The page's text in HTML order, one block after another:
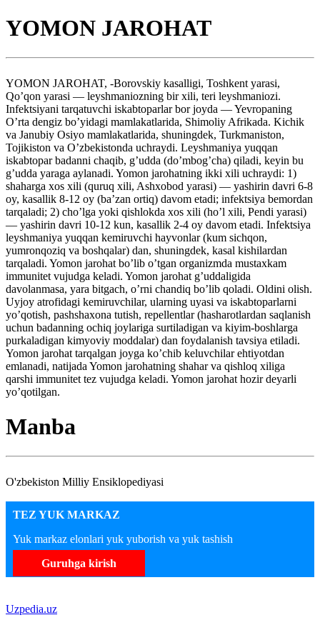
YOMON JAROHAT
YOMON JAROHAT, -Borovskiy kasalligi, Toshkent yarasi,
Qo’qon yarasi — leyshmaniozning bir xili, teri leyshmaniozi.
Infektsiyani tarqatuvchi iskabtoparlar bor joyda — Yevropaning
O’rta dengiz bo’yidagi mamlakatlarida, Shimoliy Afrikada. Kichik
va Janubiy Osiyo mamlakatlarida, shuningdek, Turkmaniston,
Tojikiston va O’zbekistonda uchraydi. Leyshmaniya yuqqan
iskabtopar badanni chaqib, g’udda (do’mbog’cha) qiladi, keyin bu
g’udda yaraga aylanadi. Yomon jarohatning ikki xili uchraydi: 1)
shaharga xos xili (quruq xili, Ashxobod yarasi) — yashirin davri 6-8
oy, kasallik 8-12 oy (ba’zan ortiq) davom etadi; infektsiya bemordan
tarqaladi; 2) cho’lga yoki qishlokda xos xili (ho’l xili, Pendi yarasi)
— yashirin davri 10-12 kun, kasallik 2-4 oy davom etadi. Infektsiya
leyshmaniya yuqqan kemiruvchi hayvonlar (kum sichqon,
yumronqoziq va boshqalar) dan, shuningdek, kasal kishilardan
tarqaladi. Yomon jarohat bo’lib o’tgan organizmda mustaxkam
immunitet vujudga keladi. Yomon jarohat g’uddaligida
davolanmasa, yara bitgach, o’rni chandiq bo’lib qoladi. Oldini olish.
Uyjoy atrofidagi kemiruvchilar, ularning uyasi va iskabtoparlarni
yo’qotish, pashshaxona tutish, repellentlar (hasharotlardan saqlanish
uchun badanning ochiq joylariga surtiladigan va kiyim-boshlarga
purkaladigan kimyoviy moddalar) dan foydalanish tavsiya etiladi.
Yomon jarohat tarqalgan joyga ko’chib keluvchilar ehtiyotdan
emlanadi, natijada Yomon jarohatning shahar va qishloq xiliga
qarshi immunitet tez vujudga keladi. Yomon jarohat hozir deyarli
yo’qotilgan.
Manba
O'zbekiston Milliy Ensiklopediyasi
TEZ YUK MARKAZ
Yuk markaz elonlari yuk yuborish va yuk tashish
Guruhga kirish
Uzpedia.uz